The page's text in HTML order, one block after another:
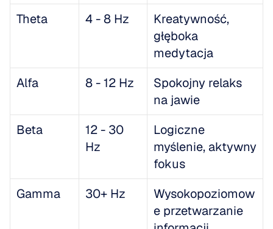
Theta
4 - 8 Hz
Kreatywność,
głęboka
medytacja
Alfa
8 - 12 Hz
Spokojny relaks
na jawie
Beta
12 - 30
Hz
Logiczne
myślenie, aktywny
fokus
Gamma
30+ Hz
Wysokopoziomow
e przetwarzanie